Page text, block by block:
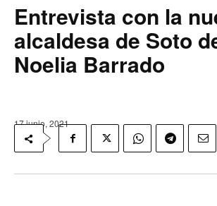
Entrevista con la
alcaldesa de Soto
Noelia Barrado
17 junio, 2021